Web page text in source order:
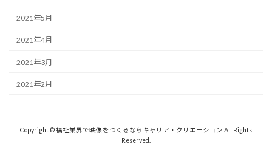
2021年5月
2021年4月
2021年3月
2021年2月
Copyright © 福祉業界で映像をつくるならキャリア・クリエーション All Rights
Reserved.